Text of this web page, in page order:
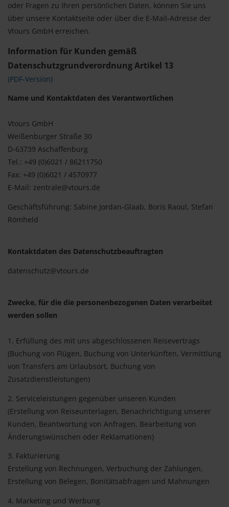
oder Fragen zu Ihren persönlichen Daten, können Sie uns
über unsere Kontaktseite oder über die E-Mail-Adresse der
Vtours GmbH erreichen.
Information für Kunden gemäß
Datenschutzgrundverordnung Artikel 13
(PDF-Version)
Name und Kontaktdaten des Verantwortlichen
Vtours GmbH
Weißenburger Straße 30
D-63739 Aschaffenburg
Tel.: +49 (0)6021 / 86211750
Fax: +49 (0)6021 / 4570977
E-Mail: zentrale@vtours.de
Geschäftsführung: Sabine Jordan-Glaab, Boris Raoul, Stefan
Römheld
Kontaktdaten des Datenschutzbeauftragten
datenschutz@vtours.de
Zwecke, für die die personenbezogenen Daten verarbeitet
werden sollen
1. Erfüllung des mit uns abgeschlossenen Reisevertrags
(Buchung von Flügen, Buchung von Unterkünften, Vermittlung
von Transfers am Urlaubsort, Buchung von
Zusatzdienstleistungen)
2. Serviceleistungen gegenüber unseren Kunden
(Erstellung von Reiseunterlagen, Benachrichtigung unserer
Kunden, Beantwortung von Anfragen, Bearbeitung von
Änderungswünschen oder Reklamationen)
3. Fakturierung
Erstellung von Rechnungen, Verbuchung der Zahlungen,
Erstellung von Belegen, Bonitätsabfragen und Mahnungen
4. Marketing und Werbung